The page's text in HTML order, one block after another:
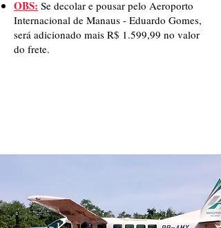
OBS: Se decolar e pousar pelo Aeroporto
Internacional de Manaus - Eduardo Gomes,
será adicionado mais R$ 1.599,99 no valor
do frete.